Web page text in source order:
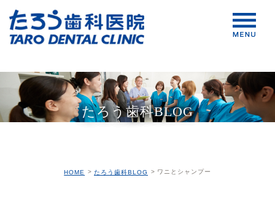
たろう歯科BLOG
HOME たろう歯科BLOG ワニとシャンプー